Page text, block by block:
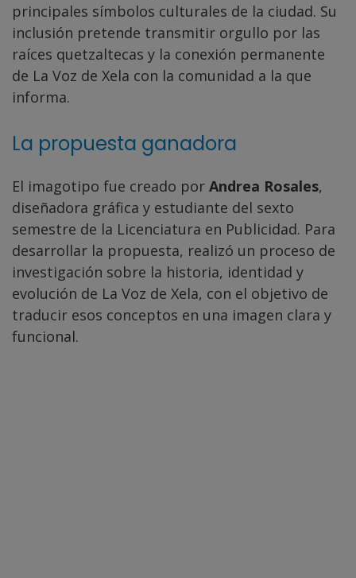
principales símbolos culturales de la ciudad. Su
inclusión pretende transmitir orgullo por las
raíces quetzaltecas y la conexión permanente
de La Voz de Xela con la comunidad a la que
informa.
La propuesta ganadora
El imagotipo fue creado por Andrea Rosales,
diseñadora gráfica y estudiante del sexto
semestre de la Licenciatura en Publicidad. Para
desarrollar la propuesta, realizó un proceso de
investigación sobre la historia, identidad y
evolución de La Voz de Xela, con el objetivo de
traducir esos conceptos en una imagen clara y
funcional.